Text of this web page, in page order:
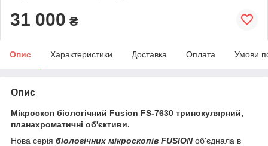
31 000 ₴
Опис Характеристики Доставка Оплата Умови
Опис
Мікроскоп біологічний Fusion FS-7630 тринокулярний,
планахроматичні об'єктиви.
Нова серія біологічних мікроскопів FUSIONоб'єднала в